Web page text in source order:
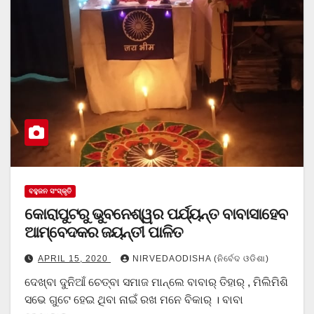
ବହୁଜନ ସଂସ୍କୃତି
କୋରାପୁଟରୁ ଭୁବନେଶ୍ୱର ପର୍ଯ୍ୟନ୍ତ ବାବାସାହେବ
ଆମ୍ବେଦକର ଜୟନ୍ତୀ ପାଳିତ
APRIL 15, 2020 NIRVEDAODISHA (ନିର୍ବେଦ ଓଡିଶା)
ଦେଖ୍‌ବା ଦୁନିଆଁ ଚେତ୍‌ବା ସମାଜ ମାନ୍‌ଲେ ବାବାର୍‌ ତିହାର୍‌ , ମିଲିମିଶି
ସଭେ ଗୁଟେ ହେଇ ଥିବା ନାଇଁ ରଖ ମନେ ବିକାର୍‌ । ବାବା